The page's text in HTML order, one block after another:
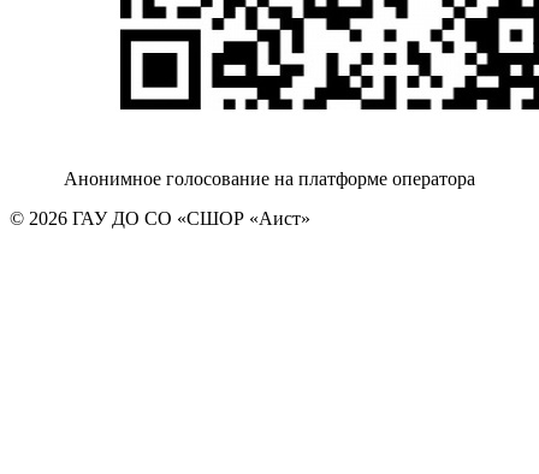
Анонимное голосование на платформе оператора
© 2026 ГАУ ДО СО «СШОР «Аист»